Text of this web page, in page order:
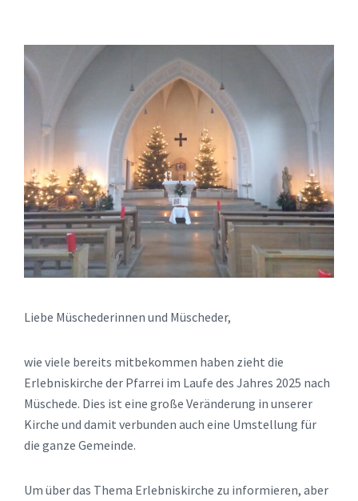
Liebe Müschederinnen und Müscheder,
wie viele bereits mitbekommen haben zieht die
Erlebniskirche der Pfarrei im Laufe des Jahres 2025 nach
Müschede. Dies ist eine große Veränderung in unserer
Kirche und damit verbunden auch eine Umstellung für
die ganze Gemeinde.
Um über das Thema Erlebniskirche zu informieren, aber